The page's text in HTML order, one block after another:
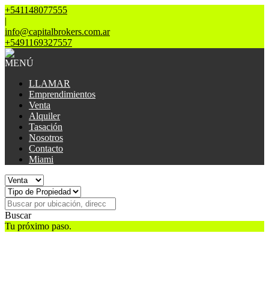
+541148077555
|
info@capitalbrokers.com.ar
+5491169327557
MENÚ
LLAMAR
Emprendimientos
Venta
Alquiler
Tasación
Nosotros
Contacto
Miami
Buscar
Tu próximo paso.